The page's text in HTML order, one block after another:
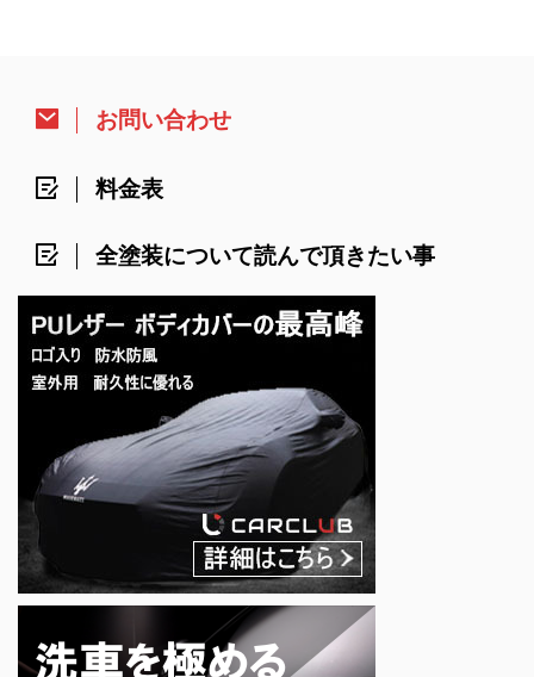
お問い合わせ
料金表
全塗装について読んで頂きたい事